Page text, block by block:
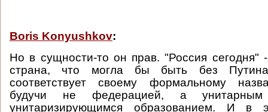
Boris Konyushkov:
Но в сущности-то он прав. "Россия сегодня"
страна, что могла бы быть без
соответствует своему формальному
будучи не федерацией, а
унитаризирующимся образованием. И в